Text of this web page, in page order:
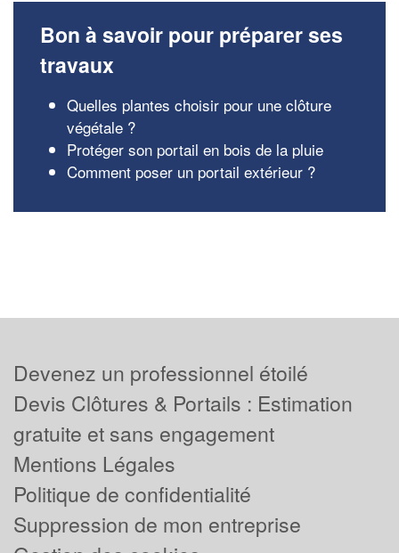
Bon à savoir pour préparer ses
travaux
Quelles plantes choisir pour une clôture
végétale ?
Protéger son portail en bois de la pluie
Comment poser un portail extérieur ?
Devenez un professionnel étoilé
Devis Clôtures & Portails : Estimation
gratuite et sans engagement
Mentions Légales
Politique de confidentialité
Suppression de mon entreprise